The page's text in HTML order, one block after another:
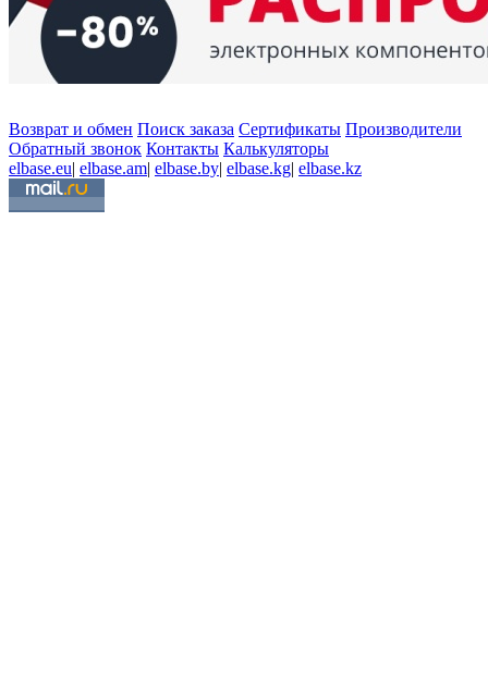
Возврат и обмен Поиск заказа Сертификаты Производители
Обратный звонок Контакты Калькуляторы
elbase.eu| elbase.am| elbase.by| elbase.kg| elbase.kz